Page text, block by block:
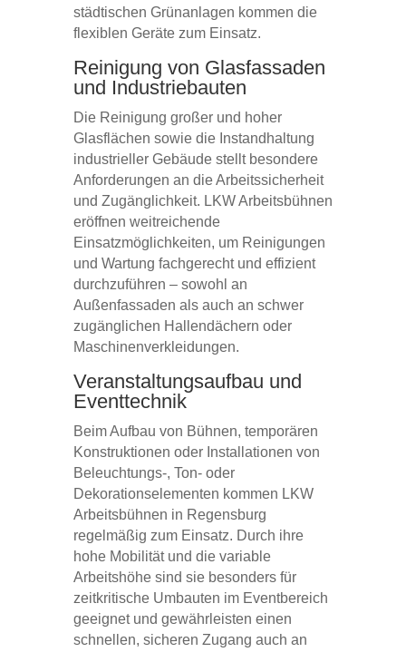
städtischen Grünanlagen kommen die
flexiblen Geräte zum Einsatz.
Reinigung von Glasfassaden
und Industriebauten
Die Reinigung großer und hoher
Glasflächen sowie die Instandhaltung
industrieller Gebäude stellt besondere
Anforderungen an die Arbeitssicherheit
und Zugänglichkeit. LKW Arbeitsbühnen
eröffnen weitreichende
Einsatzmöglichkeiten, um Reinigungen
und Wartung fachgerecht und effizient
durchzuführen – sowohl an
Außenfassaden als auch an schwer
zugänglichen Hallendächern oder
Maschinenverkleidungen.
Veranstaltungsaufbau und
Eventtechnik
Beim Aufbau von Bühnen, temporären
Konstruktionen oder Installationen von
Beleuchtungs-, Ton- oder
Dekorationselementen kommen LKW
Arbeitsbühnen in Regensburg
regelmäßig zum Einsatz. Durch ihre
hohe Mobilität und die variable
Arbeitshöhe sind sie besonders für
zeitkritische Umbauten im Eventbereich
geeignet und gewährleisten einen
schnellen, sicheren Zugang auch an